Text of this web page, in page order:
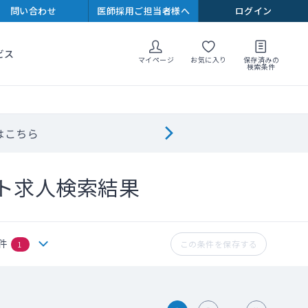
問い合わせ 医師採用ご担当者様へ ログイン
ス マイページ お気に入り 保存済みの
検索条件
ちら
求人検索結果
1 この条件を保存する